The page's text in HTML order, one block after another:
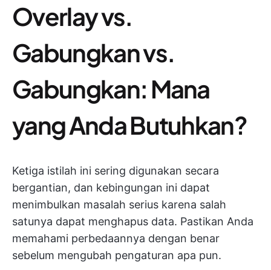
Overlay vs.
Gabungkan vs.
Gabungkan: Mana
yang Anda Butuhkan?
Ketiga istilah ini sering digunakan secara
bergantian, dan kebingungan ini dapat
menimbulkan masalah serius karena salah
satunya dapat menghapus data. Pastikan Anda
memahami perbedaannya dengan benar
sebelum mengubah pengaturan apa pun.